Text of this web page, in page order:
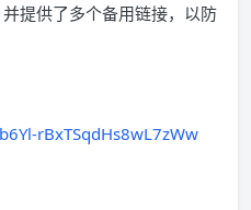
提供了多个备用链接，以防
rBxTSqdHs8wL7zWw